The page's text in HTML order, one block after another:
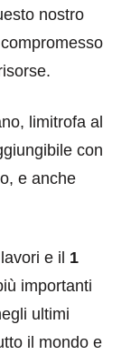
nostro
limitrofa al
con
e anche
e il 1
importanti
ultimi
il mondo e